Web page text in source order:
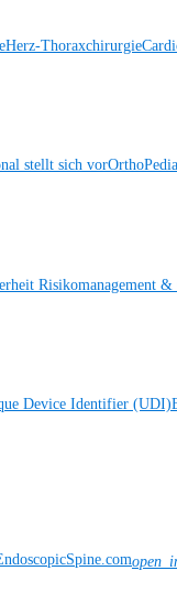
Herz-Thoraxchirurgie
stellt sich vorOrthoPedia
Risikomanagement &
Device Identifier (UDI)